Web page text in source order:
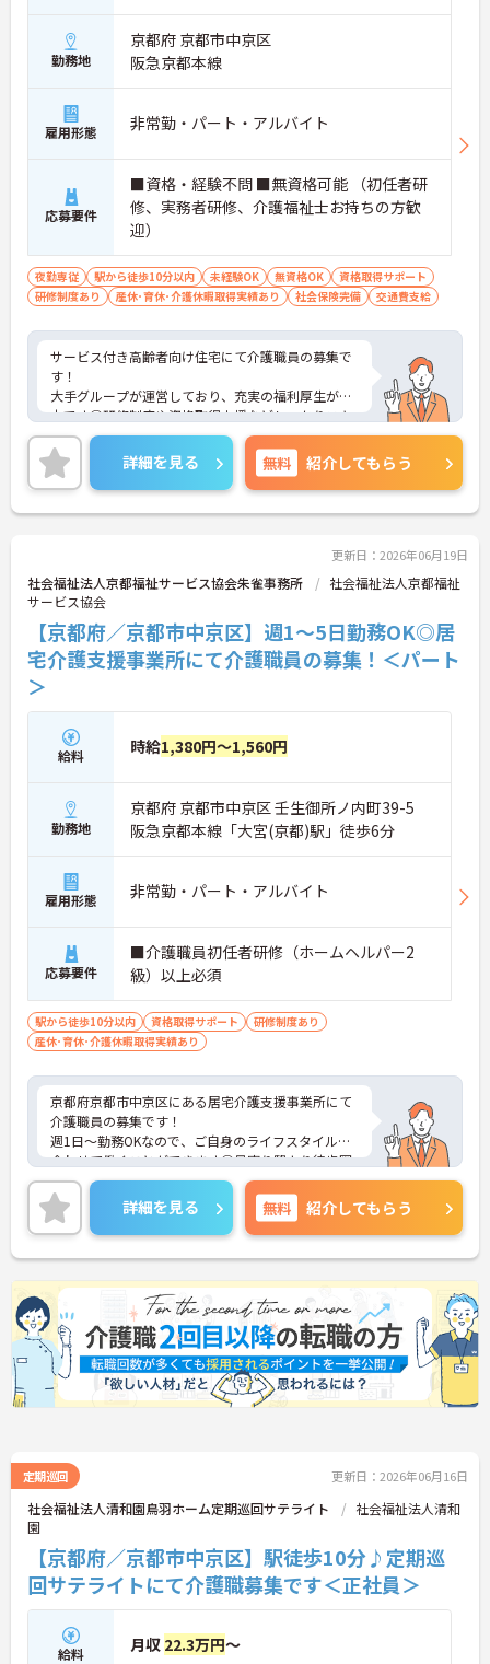
勤務地
京都府 京都市中京区
阪急京都本線
雇用形態 非常勤・パート・アルバイト
応募要件
■資格・経験不問 ■無資格可能 （初任者研
修、実務者研修、介護福祉士お持ちの方歓
迎）
夜勤専従 駅から徒歩10分以内 未経験OK 無資格OK
資格取得サポート
研修制度あり
産休･育休･介護休暇取得実績あり 社会保険完備 交通費支給
サービス付き高齢者向け住宅にて介護職員の募集で
す！
大手グループが運営しており、充実の福利厚生が魅
力です◎研修制度や資格取得支援などしっかりスキ
ルアップすることも可能です。
ご興味のある方には、面接対策ポイントなど、さら
に詳細をご案内しますのでお気軽にご相談くださ
い！
詳細を見る 無料 紹介してもらう
更新日：2026年06月19日
社会福祉法人京都福祉サービス協会朱雀事務所
社会福祉法人京都福祉
サービス協会
【京都府／京都市中京区】週1～5日勤務OK◎居
宅介護支援事業所にて介護職員の募集！＜パート
＞
給料 時給1,380円～1,560円
勤務地
京都府 京都市中京区 壬生御所ノ内町39-5
阪急京都本線「大宮(京都)駅」徒歩6分
雇用形態 非常勤・パート・アルバイト
応募要件
■介護職員初任者研修（ホームヘルパー2
級）以上必須
駅から徒歩10分以内 資格取得サポート
研修制度あり
産休･育休･介護休暇取得実績あり
京都府京都市中京区にある居宅介護支援事業所にて
介護職員の募集です！
週1日～勤務OKなので、ご自身のライフスタイルに
合わせて働くことができます◎最寄り駅より徒歩圏
内と好立地にあるので、通勤のストレスが少ないの
も嬉しいポイントです。
ご興味のある方には、面接対策ポイントなど、さら
に詳細をお話しいたしますのでお気軽にご相談くだ
さい！
詳細を見る 無料 紹介してもらう
定期巡回 更新日：2026年06月16日
社会福祉法人清和園鳥羽ホーム定期巡回サテライト
社会福祉法人清和
園
【京都府／京都市中京区】駅徒歩10分♪定期巡
回サテライトにて介護職募集です＜正社員＞
給料 月収 22.3万円～